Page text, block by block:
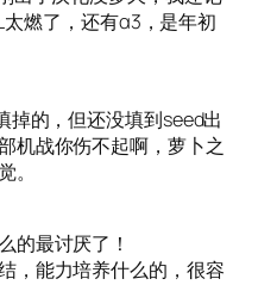
燃了，还有α3，是年初
掉的，但还没填到seed出
机战你伤不起啊，萝卜之
。
的最讨厌了！
，能力培养什么的，很容